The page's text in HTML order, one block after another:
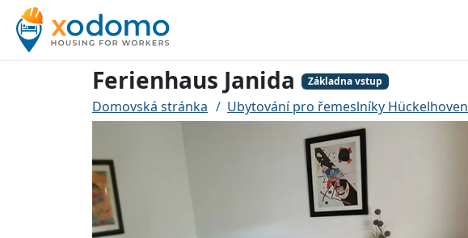
Ferienhaus Janida Základna vstup
Domovská stránka Ubytování pro řemeslníky Hückelhoven